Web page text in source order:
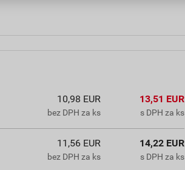
10,98 EUR
bez DPH za ks
13,51 EUR
s DPH za ks
11,56 EUR
bez DPH za ks
14,22 EUR
s DPH za ks